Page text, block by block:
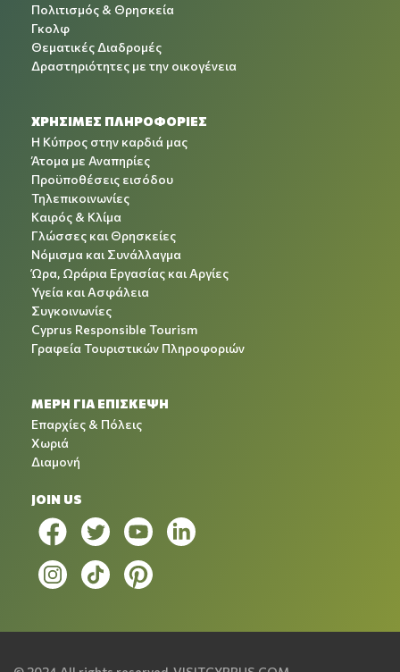
Πολιτισμός & Θρησκεία
Γκολφ
Θεματικές Διαδρομές
Δραστηριότητες με την οικογένεια
ΧΡΉΣΙΜΕΣ ΠΛΗΡΟΦΟΡΊΕΣ
Η Κύπρος στην καρδιά μας
Άτομα με Αναπηρίες
Προϋποθέσεις εισόδου
Τηλεπικοινωνίες
Καιρός & Κλίμα
Γλώσσες και Θρησκείες
Νόμισμα και Συνάλλαγμα
Ώρα, Ωράρια Εργασίας και Αργίες
Υγεία και Ασφάλεια
Συγκοινωνίες
Cyprus Responsible Tourism
Γραφεία Τουριστικών Πληροφοριών
ΜΕΡΗ ΓΙΑ ΕΠΙΣΚΕΨΗ
Επαρχίες & Πόλεις
Χωριά
Διαμονή
JOIN US